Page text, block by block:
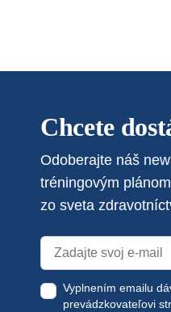
Chcete
Odoberajte náš
tréningovým
zo sveta
Vyplnením emailu
prevádzkovateľovi